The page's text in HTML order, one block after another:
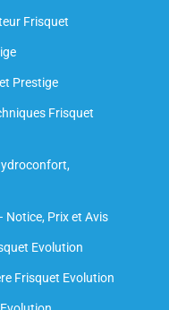
Frisquet
Prestige
Frisquet
Notice, Prix et Avis
Evolution
Frisquet Evolution​